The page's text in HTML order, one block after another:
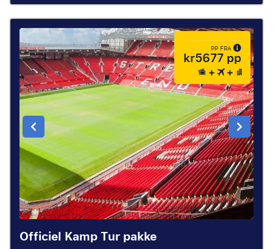
PP FRA
kr5677 pp
Officiel Kamp Tur pakke